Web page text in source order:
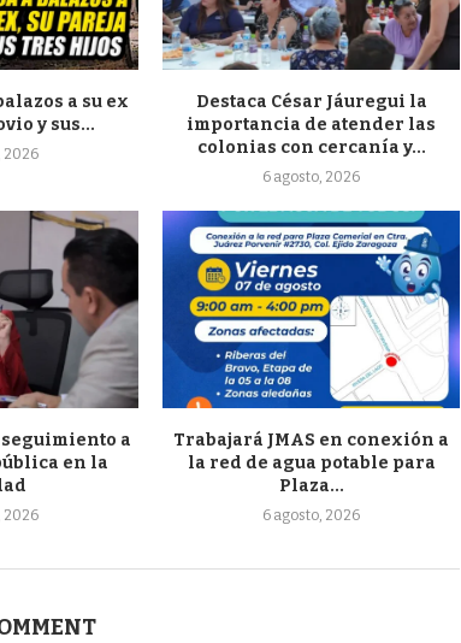
a su ex
y sus...
2026
Destaca César Jáuregui la
importancia de atender las
colonias con cercanía y...
6 agosto, 2026
seguimiento a
en la
2026
Trabajará JMAS en conexión a
la red de agua potable para
Plaza...
6 agosto, 2026